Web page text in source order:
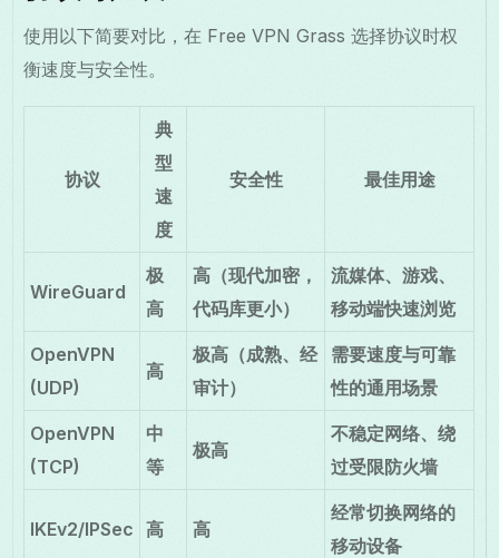
使用以下简要对比，在 Free VPN Grass 选择协议时权
衡速度与安全性。
协议
典
型
速
度
安全性 最佳用途
WireGuard
极
高
高（现代加密，
代码库更小）
流媒体、游戏、
移动端快速浏览
OpenVPN
(UDP)
高
极高（成熟、经
审计）
需要速度与可靠
性的通用场景
OpenVPN
(TCP)
中
等
极高
不稳定网络、绕
过受限防火墙
IKEv2/IPSec 高 高
经常切换网络的
移动设备